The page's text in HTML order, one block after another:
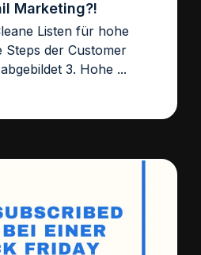
Marketing?!
Listen für hohe
Steps der Customer
3. Hohe ...